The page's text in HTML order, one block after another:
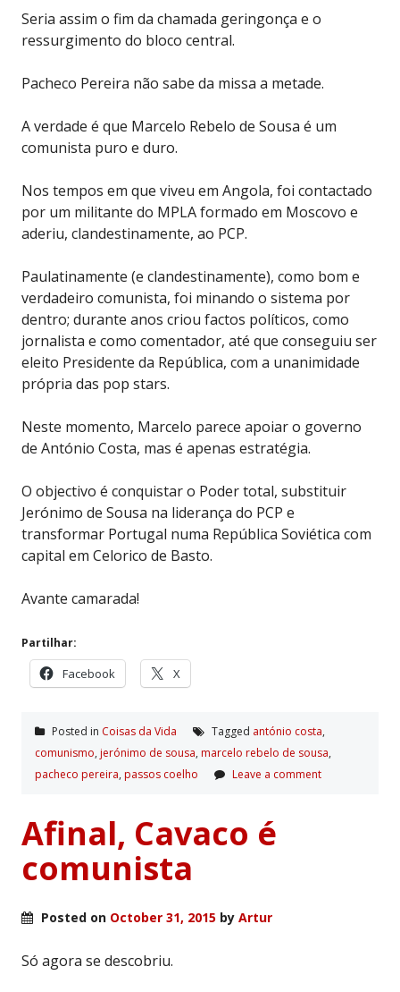
Seria assim o fim da chamada geringonça e o
ressurgimento do bloco central.
Pacheco Pereira não sabe da missa a metade.
A verdade é que Marcelo Rebelo de Sousa é um
comunista puro e duro.
Nos tempos em que viveu em Angola, foi contactado
por um militante do MPLA formado em Moscovo e
aderiu, clandestinamente, ao PCP.
Paulatinamente (e clandestinamente), como bom e
verdadeiro comunista, foi minando o sistema por
dentro; durante anos criou factos políticos, como
jornalista e como comentador, até que conseguiu ser
eleito Presidente da República, com a unanimidade
própria das pop stars.
Neste momento, Marcelo parece apoiar o governo
de António Costa, mas é apenas estratégia.
O objectivo é conquistar o Poder total, substituir
Jerónimo de Sousa na liderança do PCP e
transformar Portugal numa República Soviética com
capital em Celorico de Basto.
Avante camarada!
Partilhar:
Facebook X
Posted in Coisas da Vida Tagged antónio costa,
comunismo, jerónimo de sousa, marcelo rebelo de sousa,
pacheco pereira, passos coelho Leave a comment
Afinal, Cavaco é
comunista
Posted on October 31, 2015 by Artur
Só agora se descobriu.